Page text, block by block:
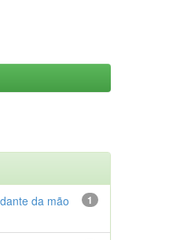
1
da mão